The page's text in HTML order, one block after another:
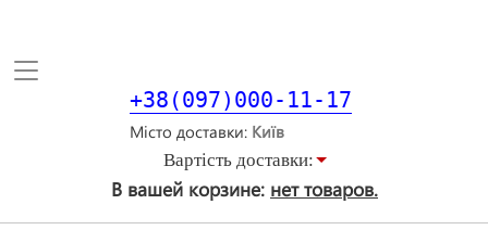
Toggle
+38(097)000-11-17
Місто доставки
Вартiсть доставки:
В вашей корзине: нет товаров.